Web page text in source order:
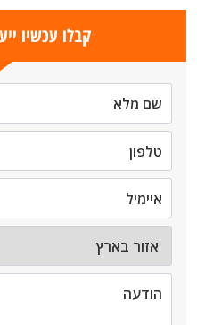
קבלו עכשיו